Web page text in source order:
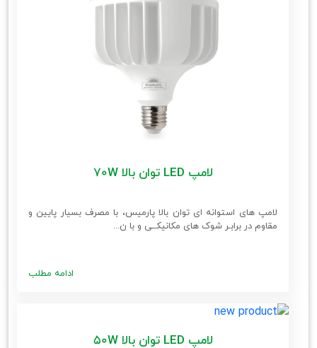
لامپ LED توان بالا 70W
لامپ های استوانه ای توان بالا پارمیس، با مصرف بسیار پایین و
مقاوم در برابـر شوک های مکانیکــی و با ن...
ادامه مطلب
لامپ LED توان بالا 50W